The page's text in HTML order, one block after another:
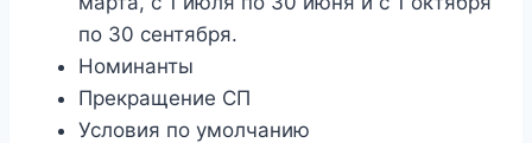
по 30 сентября.
Номинанты
Прекращение СП
Условия по умолчанию